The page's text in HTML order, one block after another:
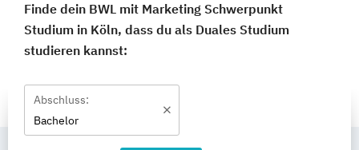
Finde dein BWL mit Marketing Schwerpunkt
Studium in Köln, dass du als Duales Studium
studieren kannst:
Abschluss:
Bachelor